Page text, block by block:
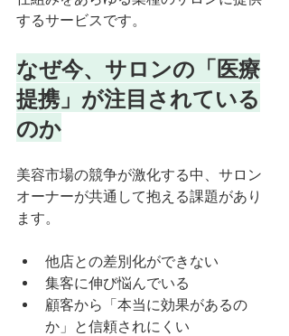
するサービスです。
なぜ今、サロンの「医療
提携」が注目されている
のか
美容市場の競争が激化する中、サロン
オーナーが共通して抱える課題があり
ます。
他店との差別化ができない
集客に伸び悩んでいる
顧客から「本当に効果があるの
か」と信頼されにくい